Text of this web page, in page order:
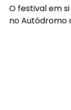
O festival em
no Autódromo